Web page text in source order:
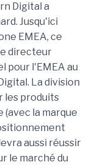
Digital a
Jusqu'ici
EMEA, ce
directeur
pour l'EMEA au
La division
les produits
(avec la marque
aussi réussir
le marché du